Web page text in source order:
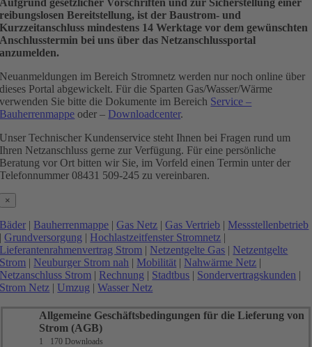
reibungslosen Bereitstellung, ist der Baustrom- und
Kurzzeitanschluss mindestens 14 Werktage vor dem gewünschten
Anschlusstermin bei uns über das Netzanschlussportal
anzumelden.
Neuanmeldungen im Bereich Stromnetz werden nur noch online über
dieses Portal abgewickelt. Für die Sparten Gas/Wasser/Wärme
verwenden Sie bitte die Dokumente im Bereich Service –
Bauherrenmappe oder – Downloadcenter.
Unser Technischer Kundenservice steht Ihnen bei Fragen rund um
Ihren Netzanschluss gerne zur Verfügung. Für eine persönliche
Beratung vor Ort bitten wir Sie, im Vorfeld einen Termin unter der
Telefonnummer 08431 509-245 zu vereinbaren.
×
Bäder | Bauherrenmappe |Gas Netz |Gas Vertrieb | Messstellenbetrieb
|Grundversorgung | Hochlastzeitfenster Stromnetz |
Lieferantenrahmenvertrag Strom | Netzentgelte Gas | Netzentgelte
Strom | Neuburger Strom nah | Mobilität | Nahwärme Netz |
Netzanschluss Strom | Rechnung | Stadtbus | Sondervertragskunden |
Strom Netz |Umzug |Wasser Netz
Allgemeine Geschäftsbedingungen für die Lieferung von
Strom (AGB)
1 170 Downloads